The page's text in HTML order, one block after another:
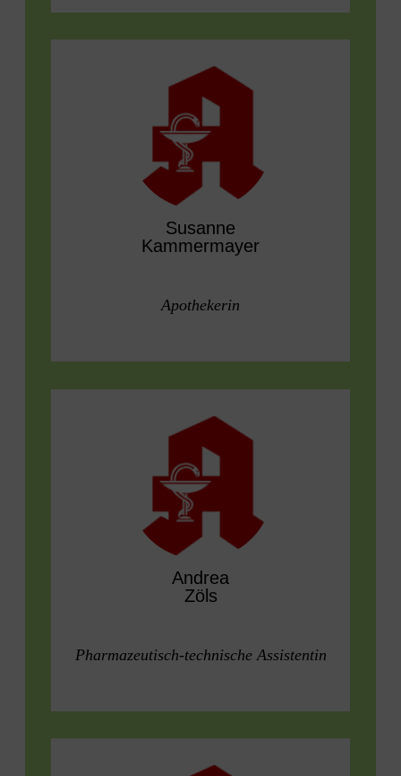
Susanne
Kammermayer
Apothekerin
Andrea
Zöls
Pharmazeutisch-technische Assistentin